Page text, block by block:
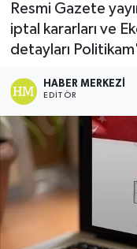
Resmi Gazete
iptal kararları ve
detayları
HABER MERKEZI
EDITÖR
Burhaniye
Dursunbey
Edremit
Son Dakika